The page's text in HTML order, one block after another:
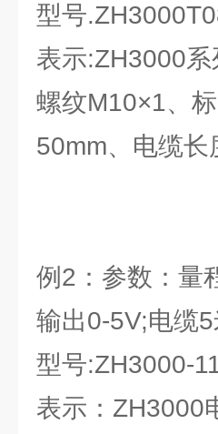
型号
表示:ZH3000
螺纹M10×1、
50mm、电缆长
例2：参数：量
输出0-5V;电缆5
型号:ZH3000-
表示：ZH3000